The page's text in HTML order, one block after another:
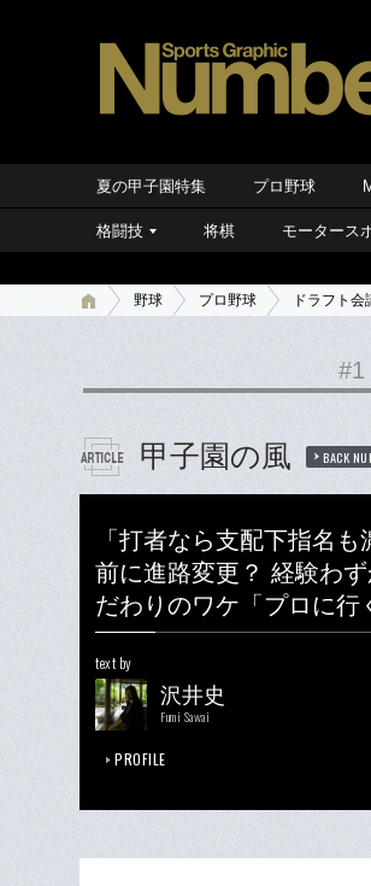
夏の甲子園特集 プロ野球
格闘技 将棋 モータース
野球 プロ野球 ドラフト会
#1
甲子園の風 BACK
「打者なら支配下指名
前に進路変更？ 経験わず
だわりのワケ「プロに行
text by
沢井史
Fumi Sawai
PROFILE